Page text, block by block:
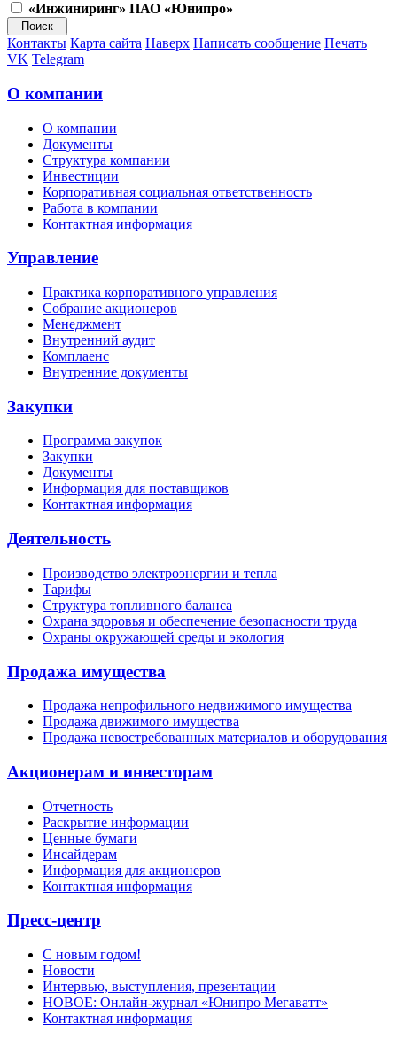
«Инжиниринг» ПАО «Юнипро»
Контакты Карта сайта Наверх Написать сообщение Печать
VK Telegram
О компании
О компании
Документы
Структура компании
Инвестиции
Корпоративная социальная ответственность
Работа в компании
Контактная информация
Управление
Практика корпоративного управления
Собрание акционеров
Менеджмент
Внутренний аудит
Комплаенс
Внутренние документы
Закупки
Программа закупок
Закупки
Документы
Информация для поставщиков
Контактная информация
Деятельность
Производство электроэнергии и тепла
Тарифы
Структура топливного баланса
Охрана здоровья и обеспечение безопасности труда
Охраны окружающей среды и экология
Продажа имущества
Продажа непрофильного недвижимого имущества
Продажа движимого имущества
Продажа невостребованных материалов и оборудования
Акционерам и инвесторам
Отчетность
Раскрытие информации
Ценные бумаги
Инсайдерам
Информация для акционеров
Контактная информация
Пресс-центр
С новым годом!
Новости
Интервью, выступления, презентации
НОВОЕ: Онлайн-журнал «Юнипро Мегаватт»
Контактная информация